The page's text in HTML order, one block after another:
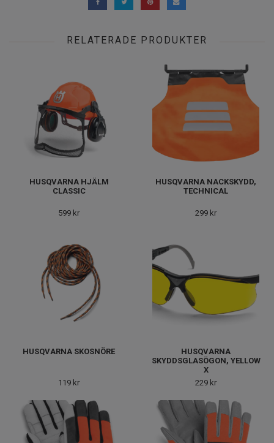
RELATERADE PRODUKTER
HUSQVARNA HJÄLM
CLASSIC
599 kr
HUSQVARNA NACKSKYDD,
TECHNICAL
299 kr
HUSQVARNA SKOSNÖRE
119 kr
HUSQVARNA
SKYDDSGLASÖGON, YELLOW
X
229 kr